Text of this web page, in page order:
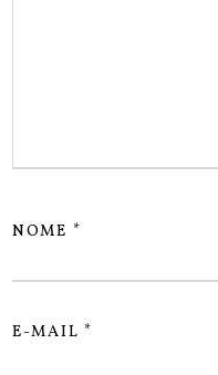
NOME *
E-MAIL *